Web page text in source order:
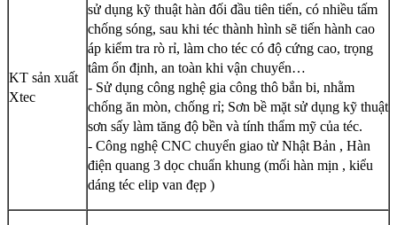
KT sản xuất
Xtec
sử dụng kỹ thuật hàn đối đầu tiên tiến, có nhiều tấm
chống sóng, sau khi téc thành hình sẽ tiến hành cao
áp kiểm tra rò rỉ, làm cho téc có độ cứng cao, trọng
tâm ổn định, an toàn khi vận chuyển…
- Sử dụng công nghệ gia công thô bắn bi, nhằm
chống ăn mòn, chống rỉ; Sơn bề mặt sử dụng kỹ thuật
sơn sấy làm tăng độ bền và tính thẩm mỹ của téc.
- Công nghệ CNC chuyển giao từ Nhật Bản , Hàn
điện quang 3 dọc chuẩn khung (mối hàn mịn , kiểu
dáng téc elip van đẹp )